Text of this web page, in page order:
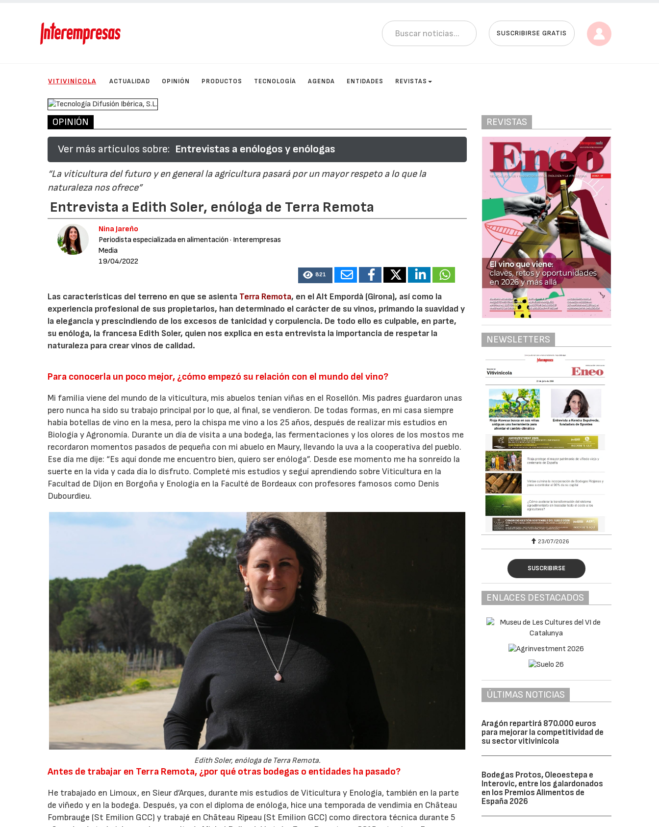
SUSCRIBIRSE GRATIS
VITIVINÍCOLA ACTUALIDAD OPINIÓN PRODUCTOS TECNOLOGÍA AGENDA ENTIDADES REVISTAS
OPINIÓN
Ver más artículos sobre: Entrevistas a enólogos y enólogas
“La viticultura del futuro y en general la agricultura pasará por un mayor respeto a lo que la
naturaleza nos ofrece”
Entrevista a Edith Soler, enóloga de Terra Remota
Nina Jareño
Periodista especializada en alimentación · Interempresas
Media
19/04/2022
821
Las características del terreno en que se asienta Terra Remota, en el Alt Empordà (Girona), así como la
experiencia profesional de sus propietarios, han determinado el carácter de su vinos, primando la suavidad y
la elegancia y prescindiendo de los excesos de tanicidad y corpulencia. De todo ello es culpable, en parte,
su enóloga, la francesa Edith Soler, quien nos explica en esta entrevista la importancia de respetar la
naturaleza para crear vinos de calidad.
Para conocerla un poco mejor, ¿cómo empezó su relación con el mundo del vino?
Mi familia viene del mundo de la viticultura, mis abuelos tenían viñas en el Rosellón. Mis padres guardaron unas
pero nunca ha sido su trabajo principal por lo que, al final, se vendieron. De todas formas, en mi casa siempre
había botellas de vino en la mesa, pero la chispa me vino a los 25 años, después de realizar mis estudios en
Biología y Agronomía. Durante un día de visita a una bodega, las fermentaciones y los olores de los mostos me
recordaron momentos pasados de pequeña con mi abuelo en Maury, llevando la uva a la cooperativa del pueblo.
Ese día me dije: “Es aquí donde me encuentro bien, quiero ser enóloga”. Desde ese momento me ha sonreído la
suerte en la vida y cada día lo disfruto. Completé mis estudios y seguí aprendiendo sobre Viticultura en la
Facultad de Dijon en Borgoña y Enología en la Faculté de Bordeaux con profesores famosos como Denis
Dubourdieu.
Edith Soler, enóloga de Terra Remota.
Antes de trabajar en Terra Remota, ¿por qué otras bodegas o entidades ha pasado?
He trabajado en Limoux, en Sieur d’Arques, durante mis estudios de Viticultura y Enología, también en la parte
de viñedo y en la bodega. Después, ya con el diploma de enóloga, hice una temporada de vendimia en Château
Fombrauge (St Emilion GCC) y trabajé en Château Ripeau (St Emilion GCC) como directora técnica durante 5
REVISTAS
NEWSLETTERS
23/07/2026
SUSCRIBIRSE
ENLACES DESTACADOS
ÚLTIMAS NOTICIAS
Aragón repartirá 870.000 euros
para mejorar la competitividad de
su sector vitivinícola
Bodegas Protos, Oleoestepa e
Interovic, entre los galardonados
en los Premios Alimentos de
España 2026